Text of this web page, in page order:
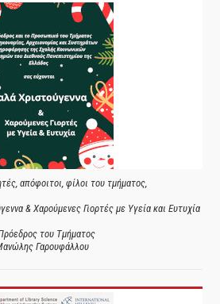
απόφοιτοι, φίλοι του τμήματος,
& Χαρούμενες Γιορτές με Υγεία και Ευτυχία
του Τμήματος
Γαρουφάλλου